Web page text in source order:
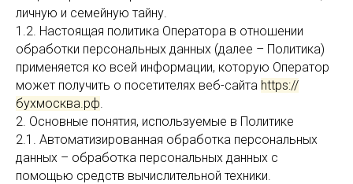
личную и семейную тайну.
1.2. Настоящая политика Оператора в отношении
обработки персональных данных (далее – Политика)
применяется ко всей информации, которую Оператор
может получить о посетителях веб-сайта https://
бухмосква.рф.
2. Основные понятия, используемые в Политике
2.1. Автоматизированная обработка персональных
данных – обработка персональных данных с
помощью средств вычислительной техники.